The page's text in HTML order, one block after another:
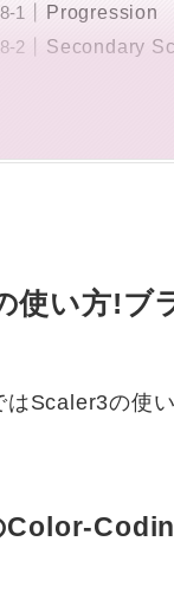
Progression
Secondary
使い方!ブ
はScaler3の使
Color-